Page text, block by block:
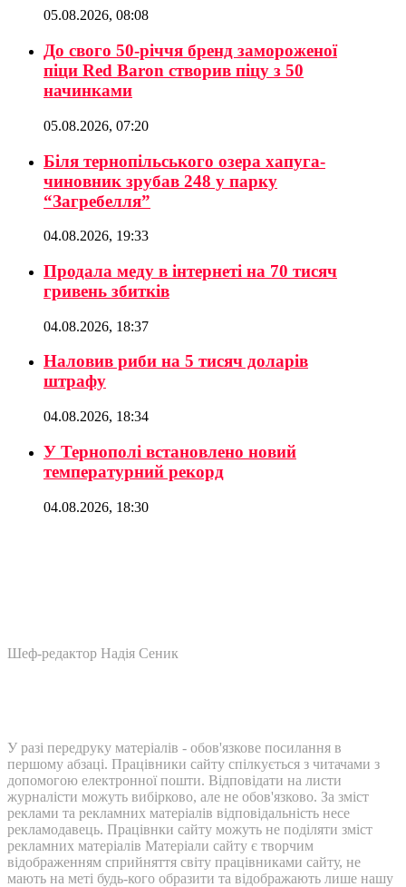
05.08.2026, 08:08
До свого 50-річчя бренд замороженої
піци Red Baron створив піцу з 50
начинками
05.08.2026, 07:20
Біля тернопільського озера хапуга-
чиновник зрубав 248 у парку
“Загребелля”
04.08.2026, 19:33
Продала меду в інтернеті на 70 тисяч
гривень збитків
04.08.2026, 18:37
Наловив риби на 5 тисяч доларів
штрафу
04.08.2026, 18:34
У Тернополі встановлено новий
температурний рекорд
04.08.2026, 18:30
Шеф-редактор Надія Сеник
У разі передруку матеріалів - обов'язкове посилання в
першому абзаці. Працівники сайту спілкується з читачами з
допомогою електронної пошти. Відповідати на листи
журналісти можуть вибірково, але не обов'язково. За зміст
реклами та рекламних матеріалів відповідальність несе
рекламодавець. Працівнки сайту можуть не поділяти зміст
рекламних матеріалів Матеріали сайту є творчим
відображенням сприйняття світу працівниками сайту, не
мають на меті будь-кого образити та відображають лише нашу